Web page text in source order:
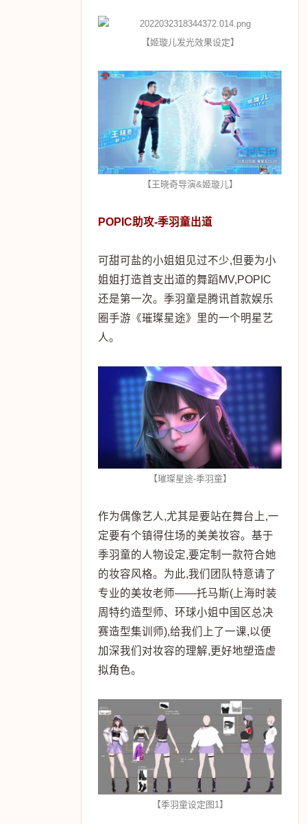
【姬璇儿发光效果设定】
【王晓奇导演&姬璇儿】
POPIC助攻-季羽童出道
可甜可盐的小姐姐见过不少,但要为小
姐姐打造首支出道的舞蹈MV,POPIC
还是第一次。季羽童是腾讯首款娱乐
圈手游《璀璨星途》里的一个明星艺
人。
【璀璨星途-季羽童】
作为偶像艺人,尤其是要站在舞台上,一
定要有个镇得住场的美美妆容。基于
季羽童的人物设定,要定制一款符合她
的妆容风格。为此,我们团队特意请了
专业的美妆老师——托马斯(上海时装
周特约造型师、环球小姐中国区总决
赛造型集训师),给我们上了一课,以便
加深我们对妆容的理解,更好地塑造虚
拟角色。
【季羽童设定图1】